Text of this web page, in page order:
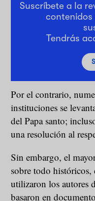
Suscríbete a la
contenidos
Tendrás
Por el contrario,
instituciones se
del Papa santo;
una resolución al
Sin embargo, el
sobre todo históricos,
utilizaron los autores
basaron en